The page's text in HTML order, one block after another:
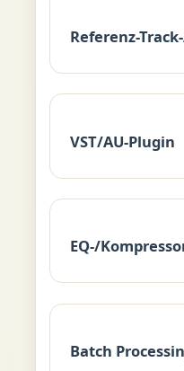
Referenz-
VST/AU-Plugin
EQ-/
Batch